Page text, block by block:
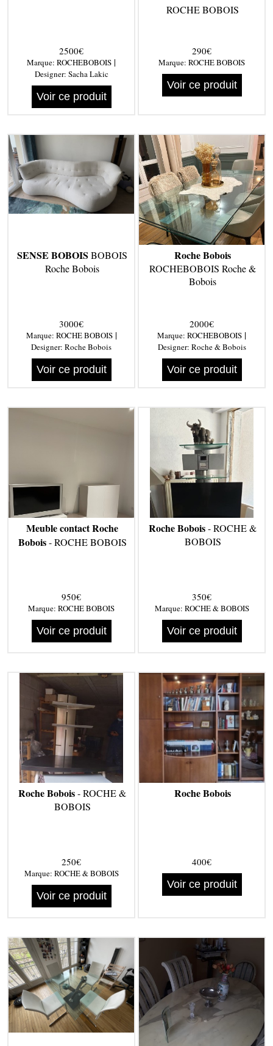
2500€
Marque: ROCHEBOBOIS |
Designer: Sacha Lakic
Voir ce produit
ROCHE BOBOIS
290€
Marque: ROCHE BOBOIS
Voir ce produit
SENSE BOBOIS BOBOIS
Roche Bobois
3000€
Marque: ROCHE BOBOIS|
Designer: Roche Bobois
Voir ce produit
Roche Bobois
ROCHEBOBOIS Roche &
Bobois
2000€
Marque: ROCHEBOBOIS |
Designer: Roche & Bobois
Voir ce produit
Meuble contact Roche
Bobois- ROCHE BOBOIS
950€
Marque: ROCHE BOBOIS
Voir ce produit
Roche Bobois- ROCHE &
BOBOIS
350€
Marque: ROCHE & BOBOIS
Voir ce produit
Roche Bobois- ROCHE &
BOBOIS
250€
Marque: ROCHE & BOBOIS
Voir ce produit
Roche Bobois
400€
Voir ce produit